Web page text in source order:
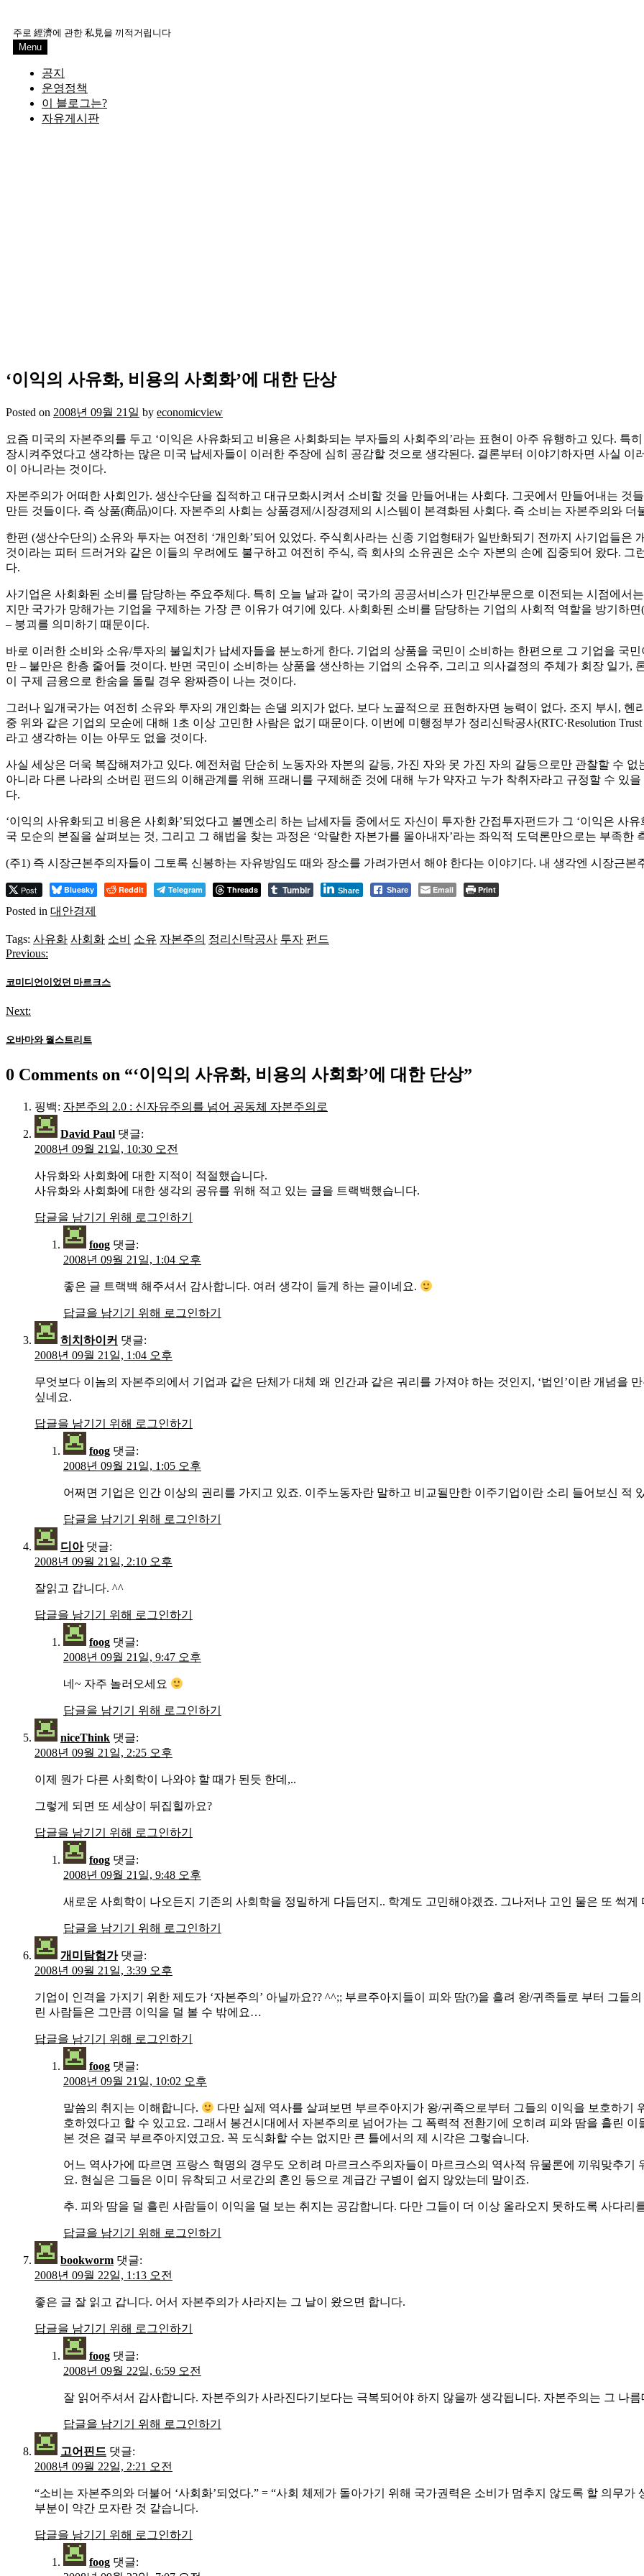
content
주로 經濟에 관한 私見을 끼적거립니다
Menu
공지
운영정책
이 블로그는?
자유게시판
‘이익의 사유화, 비용의 사회화’에 대한 단상
Posted on 2008년 09월 21일 by economicview
요즘 미국의 자본주의를 두고 ‘이익은 사유화되고 비용은 사회화되는 부자들의 사회주의’라는 표현이 아주 유행하고 있다. 특
장시켜주었다고 생각하는 많은 미국 납세자들이 이러한 주장에 심히 공감할 것으로 생각된다. 결론부터 이야기하자면 사실 이
이 아니라는 것이다.
자본주의가 어떠한 사회인가. 생산수단을 집적하고 대규모화시켜서 소비할 것을 만들어내는 사회다. 그곳에서 만들어내는 것
만든 것들이다. 즉 상품(商品)이다. 자본주의 사회는 상품경제/시장경제의 시스템이 본격화된 사회다. 즉 소비는 자본주의와 더
한편 (생산수단의) 소유와 투자는 여전히 ‘개인화’되어 있었다. 주식회사라는 신종 기업형태가 일반화되기 전까지 사기업들은
것이라는 피터 드러거와 같은 이들의 우려에도 불구하고 여전히 주식, 즉 회사의 소유권은 소수 자본의 손에 집중되어 왔다. 그
다.
사기업은 사회화된 소비를 담당하는 주요주체다. 특히 오늘 날과 같이 국가의 공공서비스가 민간부문으로 이전되는 시점에서
지만 국가가 망해가는 기업을 구제하는 가장 큰 이유가 여기에 있다. 사회화된 소비를 담당하는 기업의 사회적 역할을 방기하
– 붕괴를 의미하기 때문이다.
바로 이러한 소비와 소유/투자의 불일치가 납세자들을 분노하게 한다. 기업의 상품을 국민이 소비하는 한편으로 그 기업을 국
만 – 불만은 한층 줄어들 것이다. 반면 국민이 소비하는 상품을 생산하는 기업의 소유주, 그리고 의사결정의 주체가 회장 일가,
이 구제 금융으로 한숨을 돌릴 경우 왕짜증이 나는 것이다.
그러나 일개국가는 여전히 소유와 투자의 개인화는 손댈 의지가 없다. 보다 노골적으로 표현하자면 능력이 없다. 조지 부시,
중 위와 같은 기업의 모순에 대해 1초 이상 고민한 사람은 없기 때문이다. 이번에 미행정부가 정리신탁공사(RTC·Resolution
라고 생각하는 이는 아무도 없을 것이다.
사실 세상은 더욱 복잡해져가고 있다. 예전처럼 단순히 노동자와 자본의 갈등, 가진 자와 못 가진 자의 갈등으로만 관찰할 수
아니라 다른 나라의 소버린 펀드의 이해관계를 위해 프래니를 구제해준 것에 대해 누가 약자고 누가 착취자라고 규정할 수 있
다.
‘이익의 사유화되고 비용은 사회화’되었다고 볼멘소리 하는 납세자들 중에서도 자신이 투자한 간접투자펀드가 그 ‘이익은 사
국 모순의 본질을 살펴보는 것, 그리고 그 해법을 찾는 과정은 ‘악랄한 자본가를 몰아내자’라는 좌익적 도덕론만으로는 부족한
(주1) 즉 시장근본주의자들이 그토록 신봉하는 자유방임도 때와 장소를 가려가면서 해야 한다는 이야기다. 내 생각엔 시장근
Post Bluesky Reddit Telegram Threads Tumblr Share Share Email Print
Posted in 대안경제
Tags: 사유화 사회화 소비 소유 자본주의 정리신탁공사 투자 펀드
글
탐
색
Previous:
코미디언이었던 마르크스
Next:
오바마와 월스트리트
0 Comments on “‘이익의 사유화, 비용의 사회화’에 대한 단상”
핑백: 자본주의 2.0 : 신자유주의를 넘어 공동체 자본주의로
David Paul 댓글:
2008년 09월 21일, 10:30 오전
사유화와 사회화에 대한 지적이 적절했습니다.
사유화와 사회화에 대한 생각의 공유를 위해 적고 있는 글을 트랙백했습니다.
답글을 남기기 위해 로그인하기
foog 댓글:
2008년 09월 21일, 1:04 오후
좋은 글 트랙백 해주셔서 감사합니다. 여러 생각이 들게 하는 글이네요.
답글을 남기기 위해 로그인하기
히치하이커 댓글:
2008년 09월 21일, 1:04 오후
무엇보다 이놈의 자본주의에서 기업과 같은 단체가 대체 왜 인간과 같은 궈리를 가져야 하는 것인지, ‘법인’이란 개념을
싶네요.
답글을 남기기 위해 로그인하기
foog 댓글:
2008년 09월 21일, 1:05 오후
어쩌면 기업은 인간 이상의 권리를 가지고 있죠. 이주노동자란 말하고 비교될만한 이주기업이란 소리 들어보신 적
답글을 남기기 위해 로그인하기
디아 댓글:
2008년 09월 21일, 2:10 오후
잘읽고 갑니다. ^^
답글을 남기기 위해 로그인하기
foog 댓글:
2008년 09월 21일, 9:47 오후
네~ 자주 놀러오세요
답글을 남기기 위해 로그인하기
niceThink 댓글:
2008년 09월 21일, 2:25 오후
이제 뭔가 다른 사회학이 나와야 할 때가 된듯 한데,..
그렇게 되면 또 세상이 뒤집힐까요?
답글을 남기기 위해 로그인하기
foog 댓글:
2008년 09월 21일, 9:48 오후
새로운 사회학이 나오든지 기존의 사회학을 정밀하게 다듬던지.. 학계도 고민해야겠죠. 그나저나 고인 물은 또 썩게
답글을 남기기 위해 로그인하기
개미탐험가 댓글:
2008년 09월 21일, 3:39 오후
기업이 인격을 가지기 위한 제도가 ‘자본주의’ 아닐까요?? ^^;; 부르주아지들이 피와 땀(?)을 흘려 왕/귀족들로 부터 그들
린 사람들은 그만큼 이익을 덜 볼 수 밖에요…
답글을 남기기 위해 로그인하기
foog 댓글:
2008년 09월 21일, 10:02 오후
말씀의 취지는 이해합니다.
다만 실제 역사를 살펴보면 부르주아지가 왕/귀족으로부터 그들의 이익을 보호하기
호하였다고 할 수 있고요. 그래서 봉건시대에서 자본주의로 넘어가는 그 폭력적 전환기에 오히려 피와 땀을 흘린
본 것은 결국 부르주아지였고요. 꼭 도식화할 수는 없지만 큰 틀에서의 제 시각은 그렇습니다.
어느 역사가에 따르면 프랑스 혁명의 경우도 오히려 마르크스주의자들이 마르크스의 역사적 유물론에 끼워맞추
요. 현실은 그들은 이미 유착되고 서로간의 혼인 등으로 계급간 구별이 쉽지 않았는데 말이죠.
추. 피와 땀을 덜 흘린 사람들이 이익을 덜 보는 취지는 공감합니다. 다만 그들이 더 이상 올라오지 못하도록 사다리
답글을 남기기 위해 로그인하기
bookworm 댓글:
2008년 09월 22일, 1:13 오전
좋은 글 잘 읽고 갑니다. 어서 자본주의가 사라지는 그 날이 왔으면 합니다.
답글을 남기기 위해 로그인하기
foog 댓글:
2008년 09월 22일, 6:59 오전
잘 읽어주셔서 감사합니다. 자본주의가 사라진다기보다는 극복되어야 하지 않을까 생각됩니다. 자본주의는 그 나
답글을 남기기 위해 로그인하기
고어핀드 댓글:
2008년 09월 22일, 2:21 오전
“소비는 자본주의와 더불어 ‘사회화’되었다.” = “사회 체제가 돌아가기 위해 국가권력은 소비가 멈추지 않도록 할 의무
부분이 약간 모자란 것 같습니다.
답글을 남기기 위해 로그인하기
foog 댓글: